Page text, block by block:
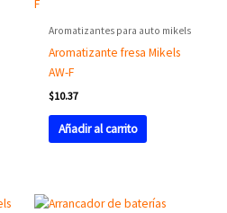
Aromatizantes para auto mikels
Aromatizante fresa Mikels
AW-F
$10.37
Añadir al carrito